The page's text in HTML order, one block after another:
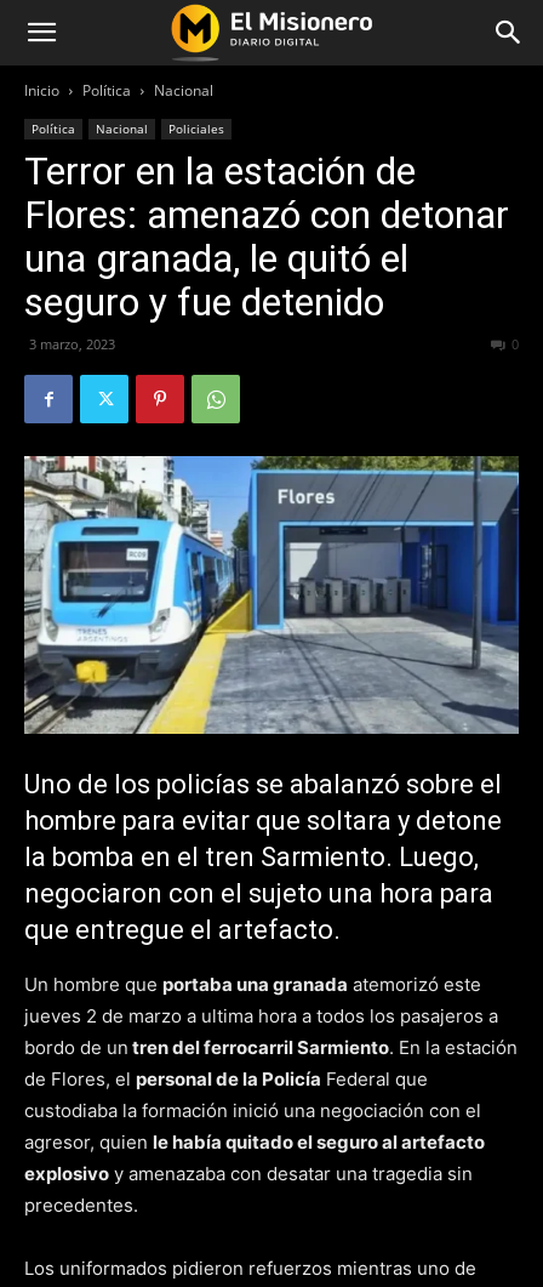
Inicio Política Nacional
Política Nacional Policiales
Terror en la estación de
Flores: amenazó con detonar
una granada, le quitó el
seguro y fue detenido
3 marzo, 2023 0
Uno de los policías se abalanzó sobre el
hombre para evitar que soltara y detone
la bomba en el tren Sarmiento. Luego,
negociaron con el sujeto una hora para
que entregue el artefacto.
Un hombre que portaba una granada atemorizó este
jueves 2 de marzo a ultima hora a todos los pasajeros a
bordo de un tren del ferrocarril Sarmiento. En la estación
de Flores, el personal de la Policía Federal que
custodiaba la formación inició una negociación con el
agresor, quien le había quitado el seguro al artefacto
explosivo y amenazaba con desatar una tragedia sin
precedentes.
Los uniformados pidieron refuerzos mientras uno de